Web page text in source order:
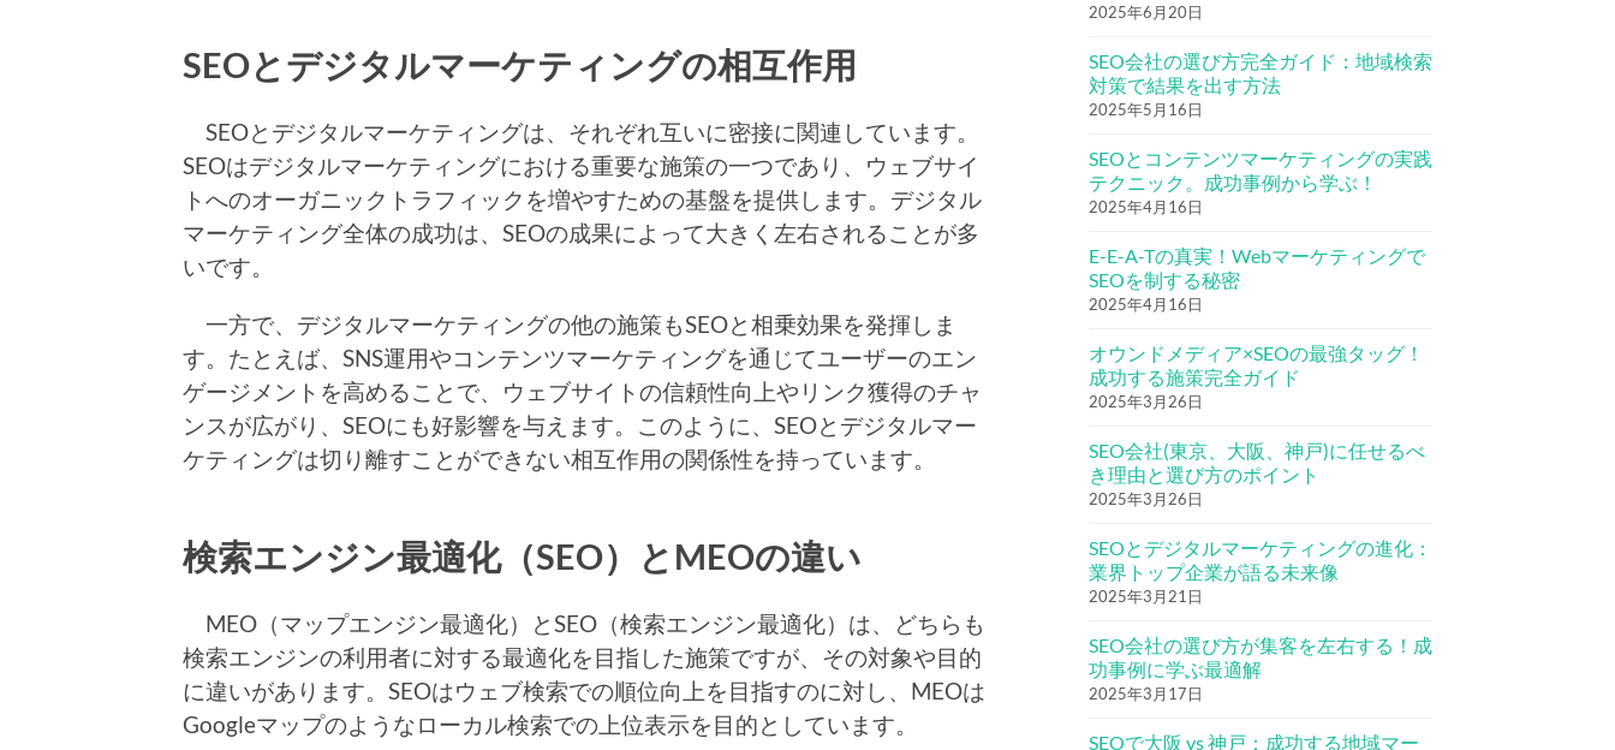
SEOとデジタルマーケティングの相互作用
SEOとデジタルマーケティングは、それぞれ互いに密接に関連しています。
SEOはデジタルマーケティングにおける重要な施策の一つであり、ウェブサイ
トへのオーガニックトラフィックを増やすための基盤を提供します。デジタル
マーケティング全体の成功は、SEOの成果によって大きく左右されることが多
いです。
一方で、デジタルマーケティングの他の施策もSEOと相乗効果を発揮しま
す。たとえば、SNS運用やコンテンツマーケティングを通じてユーザーのエン
ゲージメントを高めることで、ウェブサイトの信頼性向上やリンク獲得のチャ
ンスが広がり、SEOにも好影響を与えます。このように、SEOとデジタルマー
ケティングは切り離すことができない相互作用の関係性を持っています。
検索エンジン最適化（SEO）とMEOの違い
MEO（マップエンジン最適化）とSEO（検索エンジン最適化）は、どちらも
検索エンジンの利用者に対する最適化を目指した施策ですが、その対象や目的
に違いがあります。SEOはウェブ検索での順位向上を目指すのに対し、MEOは
Googleマップのようなローカル検索での上位表示を目的としています。
2025年6月20日
SEO会社の選び方完全ガイド：地域検索
対策で結果を出す方法
2025年5月16日
SEOとコンテンツマーケティングの実践
テクニック。成功事例から学ぶ！
2025年4月16日
E-E-A-Tの真実！Webマーケティングで
SEOを制する秘密
2025年4月16日
オウンドメディア×SEOの最強タッグ！
成功する施策完全ガイド
2025年3月26日
SEO会社(東京、大阪、神戸)に任せるべ
き理由と選び方のポイント
2025年3月26日
SEOとデジタルマーケティングの進化：
業界トップ企業が語る未来像
2025年3月21日
SEO会社の選び方が集客を左右する！成
功事例に学ぶ最適解
2025年3月17日
SEOで大阪 vs 神戸：成功する地域マー